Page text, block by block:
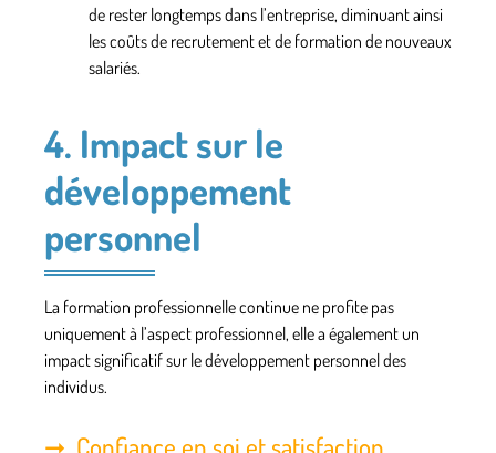
de rester longtemps dans l’entreprise, diminuant ainsi
les coûts de recrutement et de formation de nouveaux
salariés.
4. Impact sur le
développement
personnel
La formation professionnelle continue ne profite pas
uniquement à l’aspect professionnel, elle a également un
impact significatif sur le développement personnel des
individus.
Confiance en soi et satisfaction